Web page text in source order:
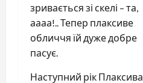
зривається зі скелі – та,
аааа!.. Тепер плаксиве
обличчя їй дуже добре
пасує.
Наступний рік Плаксива